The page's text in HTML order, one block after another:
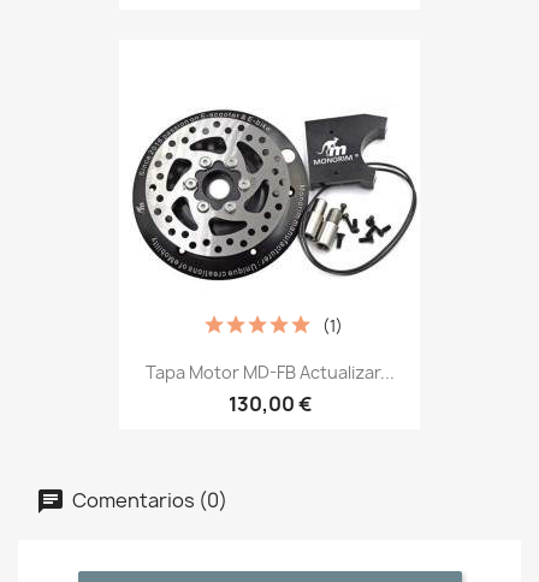
Tapa Motor MD-FB Actualizar...
130,00 €
(1)
Comentarios (0)